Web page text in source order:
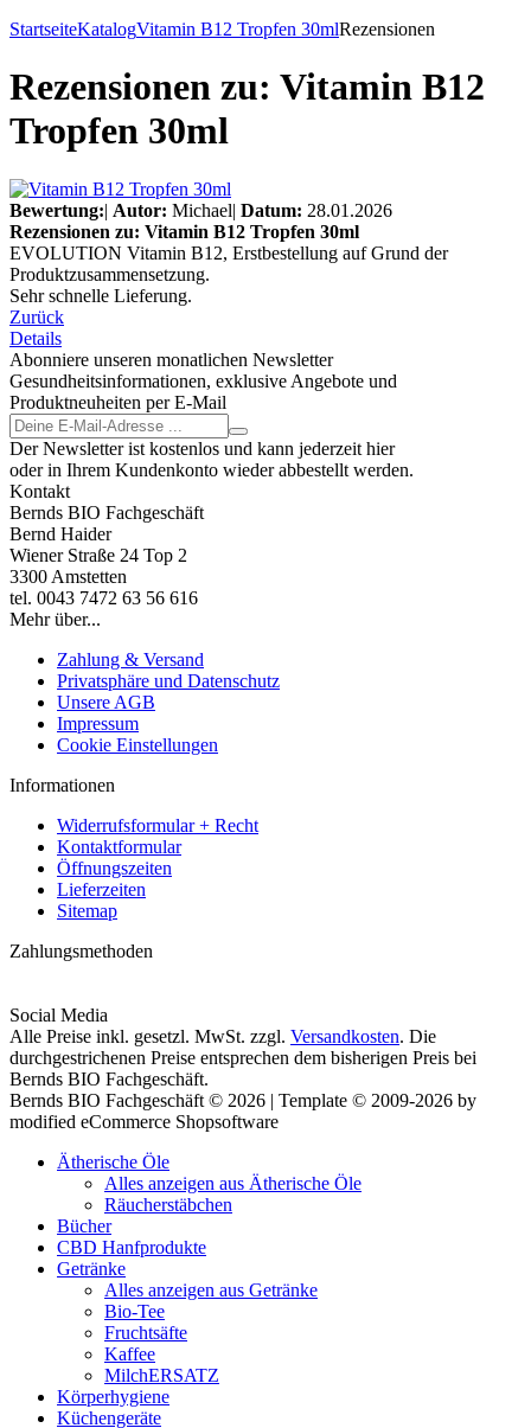
StartseiteKatalogVitamin B12 Tropfen 30mlRezensionen
Rezensionen zu: Vitamin B12
Tropfen 30ml
Bewertung:| Autor: Michael| Datum: 28.01.2026
Rezensionen zu: Vitamin B12 Tropfen 30ml
EVOLUTION Vitamin B12, Erstbestellung auf Grund der
Produktzusammensetzung.
Sehr schnelle Lieferung.
Zurück
Details
Abonniere unseren monatlichen Newsletter
Gesundheitsinformationen, exklusive Angebote und
Produktneuheiten per E-Mail
Der Newsletter ist kostenlos und kann jederzeit hier
oder in Ihrem Kundenkonto wieder abbestellt werden.
Kontakt
Bernds BIO Fachgeschäft
Bernd Haider
Wiener Straße 24 Top 2
3300 Amstetten
tel. 0043 7472 63 56 616
Mehr über...
Zahlung & Versand
Privatsphäre und Datenschutz
Unsere AGB
Impressum
Cookie Einstellungen
Informationen
Widerrufsformular + Recht
Kontaktformular
Öffnungszeiten
Lieferzeiten
Sitemap
Zahlungsmethoden
Social Media
Alle Preise inkl. gesetzl. MwSt. zzgl. Versandkosten. Die
durchgestrichenen Preise entsprechen dem bisherigen Preis bei
Bernds BIO Fachgeschäft.
Bernds BIO Fachgeschäft © 2026 | Template © 2009-2026 by
modified eCommerce Shopsoftware
Ätherische Öle
Alles anzeigen aus Ätherische Öle
Räucherstäbchen
Bücher
CBD Hanfprodukte
Getränke
Alles anzeigen aus Getränke
Bio-Tee
Fruchtsäfte
Kaffee
MilchERSATZ
Körperhygiene
Küchengeräte